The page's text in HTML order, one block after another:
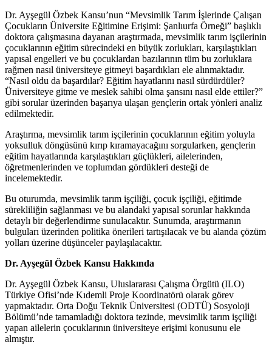
Dr. Ayşegül Özbek Kansu’nun “Mevsimlik Tarım İşlerinde Çalışan
Çocukların Üniversite Eğitimine Erişimi: Şanlıurfa Örneği” başlıklı
doktora çalışmasına dayanan araştırmada, mevsimlik tarım işçilerinin
çocuklarının eğitim sürecindeki en büyük zorlukları, karşılaştıkları
yapısal engelleri ve bu çocuklardan bazılarının tüm bu zorluklara
rağmen nasıl üniversiteye gitmeyi başardıkları ele alınmaktadır.
“Nasıl oldu da başardılar? Eğitim hayatlarını nasıl sürdürdüler?
Üniversiteye gitme ve meslek sahibi olma şansını nasıl elde ettiler?”
gibi sorular üzerinden başarıya ulaşan gençlerin ortak yönleri analiz
edilmektedir.
Araştırma, mevsimlik tarım işçilerinin çocuklarının eğitim yoluyla
yoksulluk döngüsünü kırıp kıramayacağını sorgularken, gençlerin
eğitim hayatlarında karşılaştıkları güçlükleri, ailelerinden,
öğretmenlerinden ve toplumdan gördükleri desteği de
incelemektedir.
Bu oturumda, mevsimlik tarım işçiliği, çocuk işçiliği, eğitimde
sürekliliğin sağlanması ve bu alandaki yapısal sorunlar hakkında
detaylı bir değerlendirme sunulacaktır. Sunumda, araştırmanın
bulguları üzerinden politika önerileri tartışılacak ve bu alanda çözüm
yolları üzerine düşünceler paylaşılacaktır.
Dr. Ayşegül Özbek Kansu Hakkında
Dr. Ayşegül Özbek Kansu, Uluslararası Çalışma Örgütü (ILO)
Türkiye Ofisi’nde Kıdemli Proje Koordinatörü olarak görev
yapmaktadır. Orta Doğu Teknik Üniversitesi (ODTÜ) Sosyoloji
Bölümü’nde tamamladığı doktora tezinde, mevsimlik tarım işçiliği
yapan ailelerin çocuklarının üniversiteye erişimi konusunu ele
almıştır.